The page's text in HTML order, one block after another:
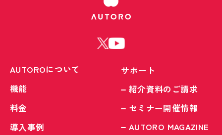
AUTOROについて
機能
料金
導入事例
サポート
紹介資料のご請求
セミナー開催情報
AUTORO MAGAZINE